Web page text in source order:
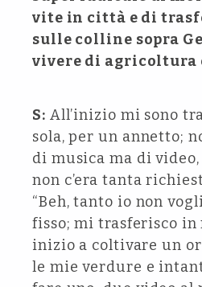
vite in città e di
sulle colline sopra
vivere di agricoltura
S: All’inizio mi sono
sola, per un annetto;
di musica ma di
non c’era tanta
“Beh, tanto io non
fisso; mi trasferisco in
inizio a coltivare un
le mie verdure e